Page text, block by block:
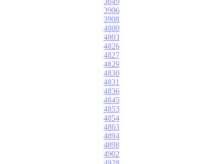
3906
3908
4800
4803
4826
4827
4829
4830
4831
4836
4845
4853
4854
4863
4894
4898
4902